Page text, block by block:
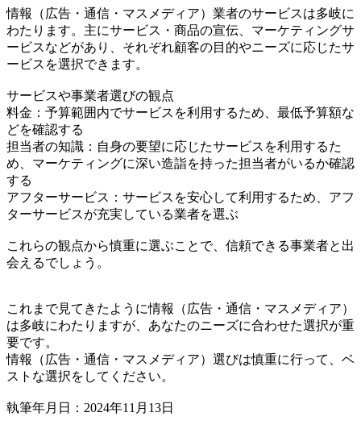
情報（広告・通信・マスメディア）業者のサービスは多岐に
わたります。主にサービス・商品の宣伝、マーケティングサ
ービスなどがあり、それぞれ顧客の目的やニーズに応じたサ
ービスを選択できます。
サービスや事業者選びの観点
料金：予算範囲内でサービスを利用するため、最低予算額な
どを確認する
担当者の知識：自身の要望に応じたサービスを利用するた
め、マーケティングに深い造詣を持った担当者がいるか確認
する
アフターサービス：サービスを安心して利用するため、アフ
ターサービスが充実している業者を選ぶ
これらの観点から慎重に選ぶことで、信頼できる事業者と出
会えるでしょう。
これまで見てきたように情報（広告・通信・マスメディア）
は多岐にわたりますが、あなたのニーズに合わせた選択が重
要です。
情報（広告・通信・マスメディア）選びは慎重に行って、ベ
ストな選択をしてください。
執筆年月日：2024年11月13日